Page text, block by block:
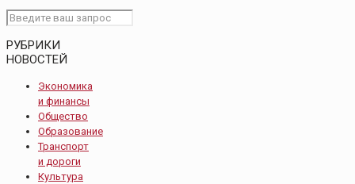
РУБРИКИ
НОВОСТЕЙ
Экономика
и финансы
Общество
Образование
Транспорт
и дороги
Культура